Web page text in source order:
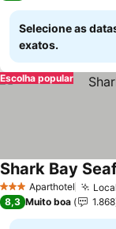
Selecione as
exatos.
Escolha popular
3 EstrelasAparthotel
Shark Bay
8,3 Muito boa 1.868